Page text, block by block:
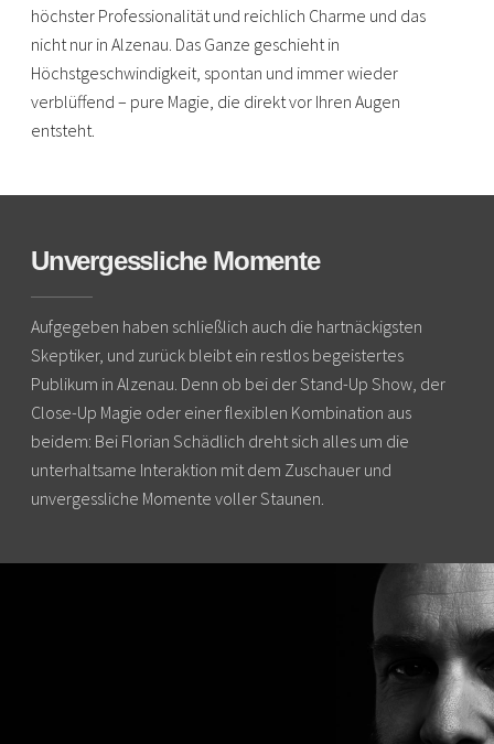
höchster Professionalität und reichlich Charme und das
nicht nur in Alzenau. Das Ganze geschieht in
Höchstgeschwindigkeit, spontan und immer wieder
verblüffend – pure Magie, die direkt vor Ihren Augen
entsteht.
Unvergessliche Momente
Aufgegeben haben schließlich auch die hartnäckigsten
Skeptiker, und zurück bleibt ein restlos begeistertes
Publikum in Alzenau. Denn ob bei der Stand-Up Show, der
Close-Up Magie oder einer flexiblen Kombination aus
beidem: Bei Florian Schädlich dreht sich alles um die
unterhaltsame Interaktion mit dem Zuschauer und
unvergessliche Momente voller Staunen.